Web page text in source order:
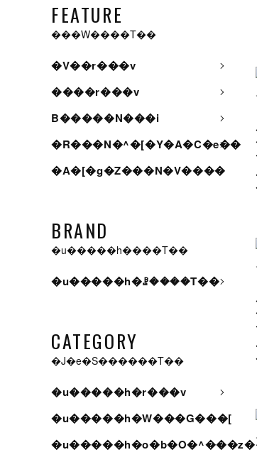
FEATURE
���W����T��
�V��r���v
����r���v
B�����N���i
�R���N�^�[�Y�A�C�e��
�A�[�g�Z���N�V����
BRAND
�u�����h����T��
�u�����h�ꗗ����T��
CATEGORY
�J�e�S������T��
�u�����h�r���v
�u�����h�W���G���[